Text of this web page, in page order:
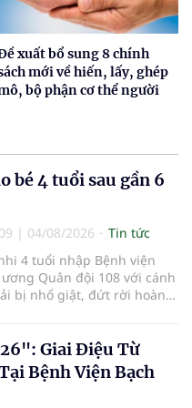
xuất bổ sung 8 chính
mới về hiến, lấy, ghép
bộ phận cơ thể người
bé 4 tuổi sau gần 6
| 04/08/2026
Tin tức
4 tuổi nhập Bệnh viện
Quân đội 108 với cánh
bị nhổ giật, đứt rời hoàn
nặng và thời gian thiếu
dài, các bác sĩ đã tái lập
thành công sau ca vi
dài 3 giờ.
Giai Điệu Từ
Bệnh Viện Bạch